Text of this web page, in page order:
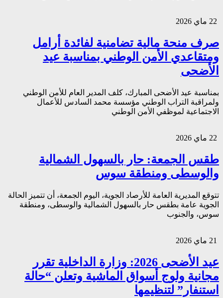
صرف منحة مالية تضامنية لفائدة أرامل
ومتقاعدي الأمن الوطني بمناسبة عيد
الأضحى
بمناسبة عيد الأضحى المبارك، كلف المدير العام للأمن الوطني
ولمراقبة التراب الوطني مؤسسة محمد السادس للأعمال
الاجتماعية لموظفي الأمن الوطني
طقس الجمعة: حار بالسهول الشمالية
والوسطى ومنطقة سوس
تتوقع المديرية العامة للأرصاد الجوية، اليوم الجمعة، أن تتميز الحالة
الجوية عامة بطقس حار بالسهول الشمالية والوسطى، ومنطقة
سوس، والجنوب
عيد الأضحى 2026: وزارة الداخلية تقرر
مجانية ولوج أسواق الماشية وتعلن “حالة
استنفار” لتنظيمها